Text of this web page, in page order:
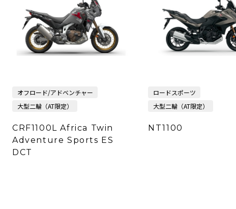
オフロード/アドベンチャー
大型二輪（AT限定）
CRF1100L Africa Twin
Adventure Sports ES
DCT
ロードスポーツ
大型二輪（AT限定）
NT1100